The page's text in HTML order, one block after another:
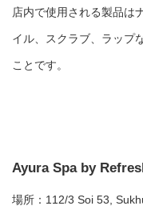
店内で使用される製品は
イル、スクラブ、ラップ
ことです。
Ayura Spa by
場所：112/3 Soi 53,